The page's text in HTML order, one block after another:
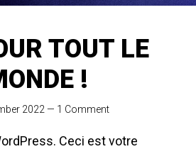
pour enfants
TOUT LE
!
2022 — 1 Comment
Ceci est votre